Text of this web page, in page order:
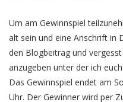
Um am Gewinnspiel
alt sein und eine Anschrift in
den Blogbeitrag und
anzugeben unter der ich
Das Gewinnspiel endet am
Uhr. Der Gewinner wird per